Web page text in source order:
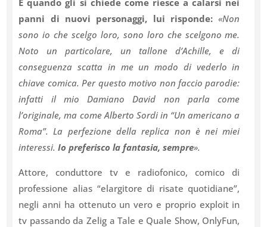
panni di nuovi personaggi, lui risponde: «Non
sono io che scelgo loro, sono loro che scelgono me.
Noto un particolare, un tallone d’Achille, e di
conseguenza scatta in me un modo di vederlo in
chiave comica. Per questo motivo non faccio parodie:
infatti il mio Damiano David non parla come
l’originale, ma come Alberto Sordi in “Un americano a
Roma”. La perfezione della replica non è nei miei
interessi.Io preferisco la fantasia, sempre».
Attore, conduttore tv e radiofonico, comico di
professione alias “elargitore di risate quotidiane”,
negli anni ha ottenuto un vero e proprio exploit in
tv passando da Zelig a Tale e Quale Show, OnlyFun,